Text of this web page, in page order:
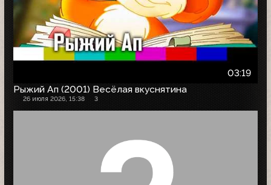
03:19
Рыжий Ап (2001) Весёлая вкуснятина
26 июля 2026, 15:38 3